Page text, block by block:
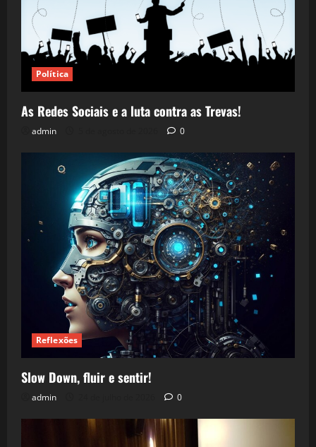
Política
As Redes Sociais e a luta contra as Trevas!
admin 0
Reflexões
Slow Down, fluir e sentir!
admin 0